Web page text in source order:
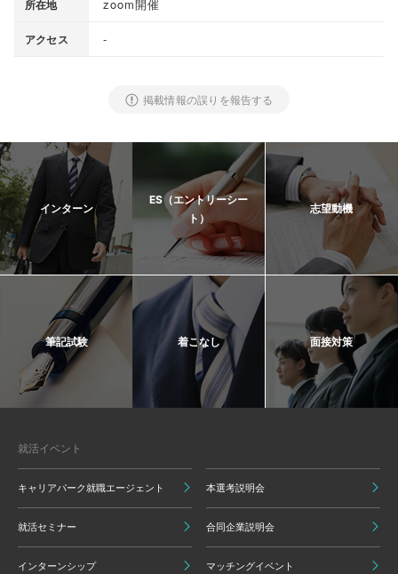
所在地 zoom開催
アクセス -
掲載情報の誤りを報告する
インターン
ES（エントリーシー
ト）
志望動機
筆記試験 着こなし 面接対策
就活イベント
キャリアパーク就職エージェント 本選考説明会
就活セミナー 合同企業説明会
インターンシップ マッチングイベント